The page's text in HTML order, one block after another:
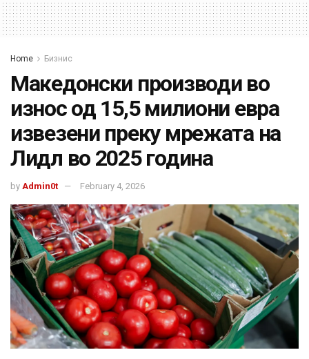
Home Бизнис
Македонски производи во
износ од 15,5 милиони евра
извезени преку мрежата на
Лидл во 2025 година
by Admin0t February 4, 2026